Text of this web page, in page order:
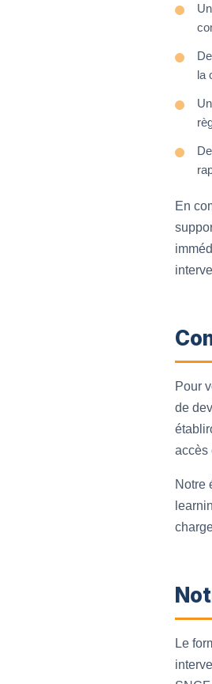
la
En
Pour
de
accès
Notre
Le